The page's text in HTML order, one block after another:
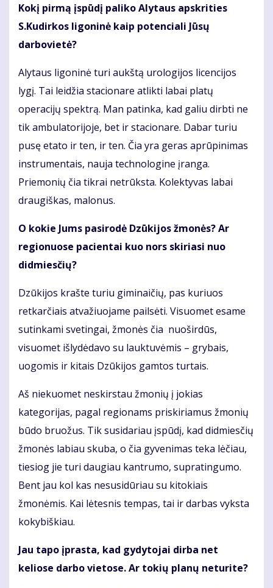
Kokį pirmą įspūdį paliko Alytaus apskrities
S.Kudirkos ligoninė kaip potenciali Jūsų
darbovietė?
Alytaus ligoninė turi aukštą urologijos licencijos
lygį. Tai leidžia stacionare atlikti labai platų
operacijų spektrą. Man patinka, kad galiu dirbti ne
tik ambulatorijoje, bet ir stacionare. Dabar turiu
pusę etato ir ten, ir ten. Čia yra geras aprūpinimas
instrumentais, nauja technologine įranga.
Priemonių čia tikrai netrūksta. Kolektyvas labai
draugiškas, malonus.
O kokie Jums pasirodė Dzūkijos žmonės? Ar
regionuose pacientai kuo nors skiriasi nuo
didmiesčių?
Dzūkijos krašte turiu giminaičių, pas kuriuos
retkarčiais atvažiuojame pailsėti. Visuomet esame
sutinkami svetingai, žmonės čia nuoširdūs,
visuomet išlydėdavo su lauktuvėmis – grybais,
uogomis ir kitais Dzūkijos gamtos turtais.
Aš niekuomet neskirstau žmonių į jokias
kategorijas, pagal regionams priskiriamus žmonių
būdo bruožus. Tik susidariau įspūdį, kad didmiesčių
žmonės labiau skuba, o čia gyvenimas teka lėčiau,
tiesiog jie turi daugiau kantrumo, supratingumo.
Bent jau kol kas nesusidūriau su kitokiais
žmonėmis. Kai lėtesnis tempas, tai ir darbas vyksta
kokybiškiau.
Jau tapo įprasta, kad gydytojai dirba net
keliose darbo vietose. Ar tokių planų neturite?